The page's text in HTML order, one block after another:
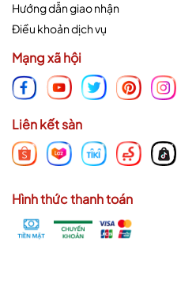
Hướng dẫn giao nhận
Điều khoản dịch vụ
Mạng xã hội
Liên kết sàn
Hình thức thanh toán